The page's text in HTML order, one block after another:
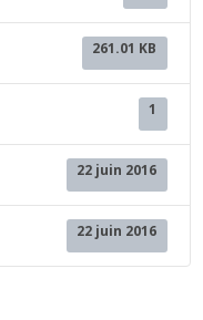
261.01 KB
1
22 juin 2016
22 juin 2016